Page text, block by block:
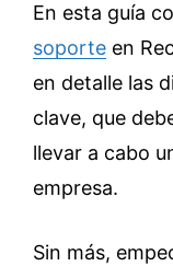
En esta guía
soporte en
en detalle las
clave, que
llevar a cabo
empresa.
Sin más,